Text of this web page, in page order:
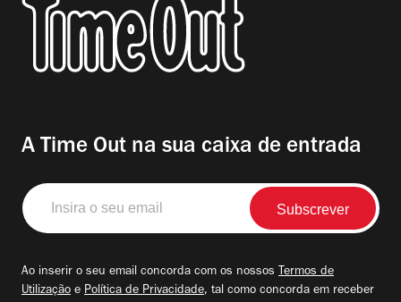
A Time Out na sua caixa de entrada
Insira
o
seu
Ao inserir o seu email concorda com os nossos Termos de
Utilização e Política de Privacidade, tal como concorda em receber